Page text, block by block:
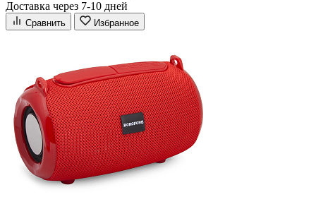
Доставка через 7-10 дней
Сравнить Избранное